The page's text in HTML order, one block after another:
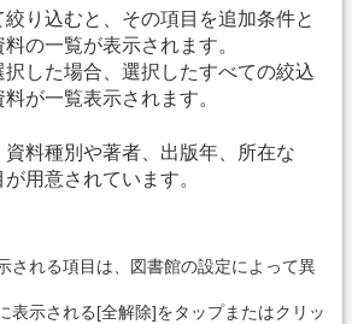
り込むと、その項目を追加条件と
の一覧が表示されます。
した場合、選択したすべての絞込
が一覧表示されます。
料種別や著者、出版年、所在な
用意されています。
される項目は、図書館の設定によって異
表示される[全解除]をタップまたはクリッ